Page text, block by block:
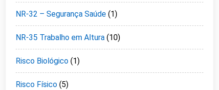
NR-32 – Segurança Saúde (1)
NR-35 Trabalho em Altura (10)
Risco Biológico (1)
Risco Físico (5)